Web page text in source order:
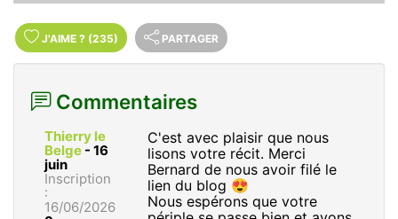
J'AIME ? (235) PARTAGER
Commentaires
Thierry le
Belge - 16
juin
Inscription
:
16/06/2026
C'est avec plaisir que nous
lisons votre récit. Merci
Bernard de nous avoir filé le
lien du blog 😍
Nous espérons que votre